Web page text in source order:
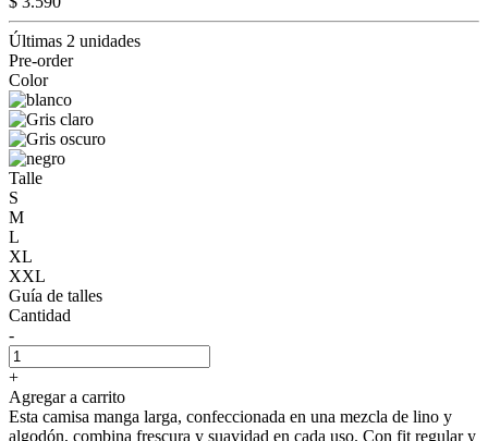
Últimas 2 unidades
Pre-order
Color
Talle
S
M
L
XL
XXL
Guía de talles
Cantidad
-
+
Agregar a carrito
Esta camisa manga larga, confeccionada en una mezcla de lino y
algodón, combina frescura y suavidad en cada uso. Con fit regular y